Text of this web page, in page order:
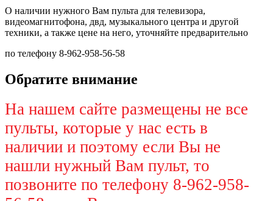
О наличии нужного Вам пульта для телевизора,
видеомагнитофона, двд, музыкального центра и другой
техники, а также цене на него, уточняйте предварительно
по телефону 8-962-958-56-58
Обратите внимание
На нашем сайте размещены не все
пульты, которые у нас есть в
наличии и поэтому если Вы не
нашли нужный Вам пульт, то
позвоните по телефону 8-962-958-